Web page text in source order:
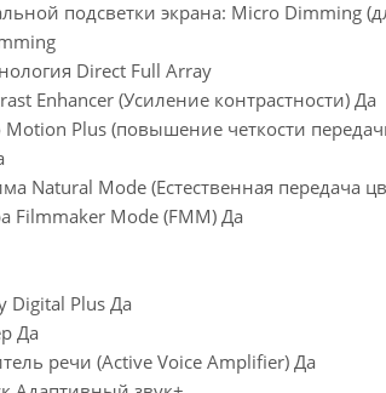
подсветки экрана: Micro Dimming
Direct Full Array
Enhancer (Усиление контрастности) Да
Motion Plus (повышение четкости
Natural Mode (Естественная передача
Filmmaker Mode (FMM) Да
Digital Plus Да
Да
речи (Active Voice Amplifier) Да